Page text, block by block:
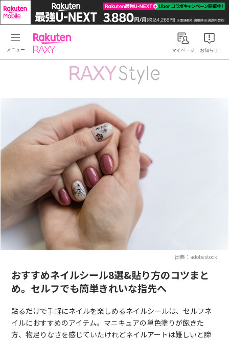
Rakuten RAXYマイページ お知らせ
出典：adobestock
おすすめネイルシール8選&貼り方のコツまと
め。セルフでも簡単きれいな指先へ
貼るだけで手軽にネイルを楽しめるネイルシールは、セルフネ
イルにおすすめのアイテム。マニキュアの単色塗りが飽きた
方、物足りなさを感じていたけれどネイルアートは難しいと諦